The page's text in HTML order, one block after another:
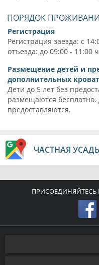
ПОРЯДОК
Регистрация
Регистрация заезда: с
отъезда: до 09:00 - 11:00
Размещение детей и
дополнительных
Дети до 5 лет без
размещаются
предоставляются.
ЧАСТНАЯ
ПРИСОЕДИНЯЙТЕСЬ